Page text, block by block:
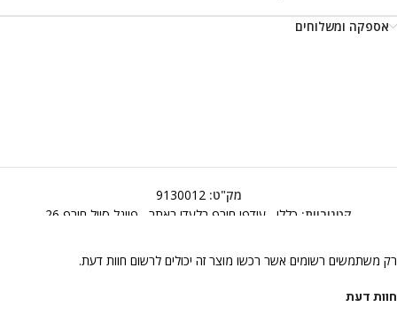
אספקה ומשלוחים
מק"ט:9130012
קטגוריות: כללי עודפי חורף בלעדי באתר פיינל סייל חורף 26
חוות דעת
רק משתמשים רשומים אשר רכשו מוצר זה יכולים לרשום חוות דעת.